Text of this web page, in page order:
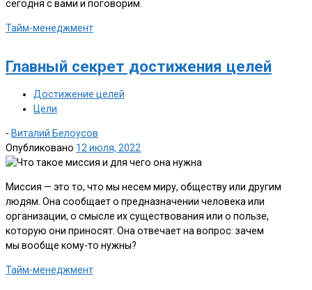
сегодня с вами и поговорим.
Тайм-менеджмент
Главный секрет достижения целей
Достижение целей
Цели
- Виталий Белоусов
Опубликовано 12 июля, 2022
Миссия — это то, что мы несем миру, обществу или другим
людям. Она сообщает о предназначении человека или
организации, о смысле их существования или о пользе,
которую они приносят. Она отвечает на вопрос: зачем
мы вообще кому-то нужны?
Тайм-менеджмент